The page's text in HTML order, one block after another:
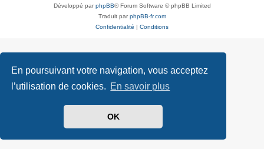
En poursuivant votre navigation, vous acceptez
l’utilisation de cookies. En savoir plus
OK
Développé parphpBB® Forum Software © phpBB Limited
Traduit parphpBB-fr.com
Confidentialité | Conditions